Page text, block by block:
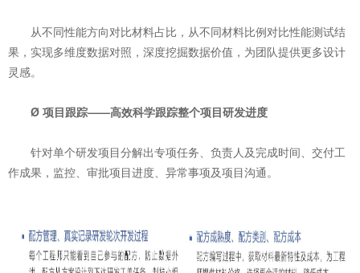
从不同性能方向对比材料占比，从不同材料比例对比性能测试结
果，实现多维度数据对照，深度挖掘数据价值，为团队提供更多设计
灵感。
Ø 项目跟踪——高效科学跟踪整个项目研发进度
针对单个研发项目分解出专项任务、负责人及完成时间、交付工
作成果，监控、审批项目进度、异常事项及项目沟通。